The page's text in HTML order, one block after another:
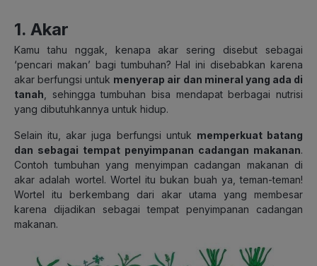
1. Akar
Kamu tahu nggak, kenapa akar sering disebut sebagai
‘pencari makan’ bagi tumbuhan? Hal ini disebabkan karena
akar berfungsi untuk menyerap air dan mineral yang ada di
tanah , sehingga tumbuhan bisa mendapat berbagai nutrisi
yang dibutuhkannya untuk hidup.
Selain itu, akar juga berfungsi untuk memperkuat batang
dan sebagai tempat penyimpanan cadangan makanan.
Contoh tumbuhan yang menyimpan cadangan makanan di
akar adalah wortel. Wortel itu bukan buah ya, teman-teman!
Wortel itu berkembang dari akar utama yang membesar
karena dijadikan sebagai tempat penyimpanan cadangan
makanan.